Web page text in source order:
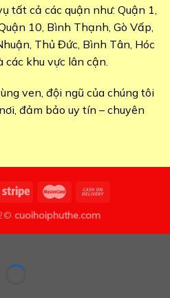
tất cả các quận như: Quận 1,
10, Bình Thạnh, Gò Vấp,
Thủ Đức, Bình Tân, Hóc
các khu vực lân cận.
ven, đội ngũ của chúng tôi
đảm bảo uy tín – chuyên
cuoihoiphuthe.com